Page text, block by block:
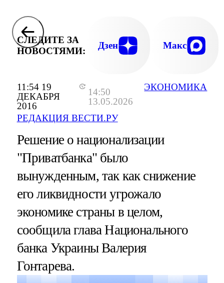
11:54 19
ДЕКАБРЯ
2016
14:50
13.05.2026
РЕДАКЦИЯ ВЕСТИ.РУ
ЭКОНОМИКА
СЛЕДИТЕ ЗА
НОВОСТЯМИ:
Дзен Макс
Решение о национализации
"Приватбанка" было
вынужденным, так как снижение
его ликвидности угрожало
экономике страны в целом,
сообщила глава Национального
банка Украины Валерия
Гонтарева.